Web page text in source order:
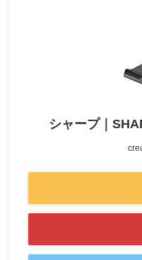
シャープ｜